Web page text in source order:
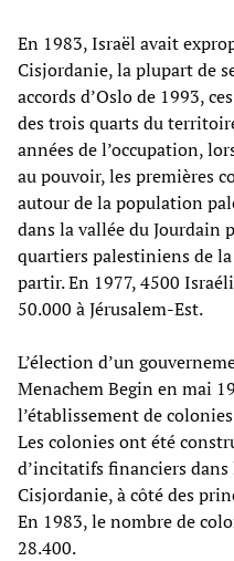
En 1983, Israël avait
Cisjordanie, la plupart de
accords d’Oslo de 1993,
des trois quarts du
années de l’occupation,
au pouvoir, les premières
autour de la population
dans la vallée du Jourdain
quartiers palestiniens de
partir. En 1977, 4500
50.000 à Jérusalem-Est.
L’élection d’un
Menachem Begin en mai
l’établissement de
Les colonies ont été
d’incitatifs financiers
Cisjordanie, à côté des
En 1983, le nombre de
28.400.